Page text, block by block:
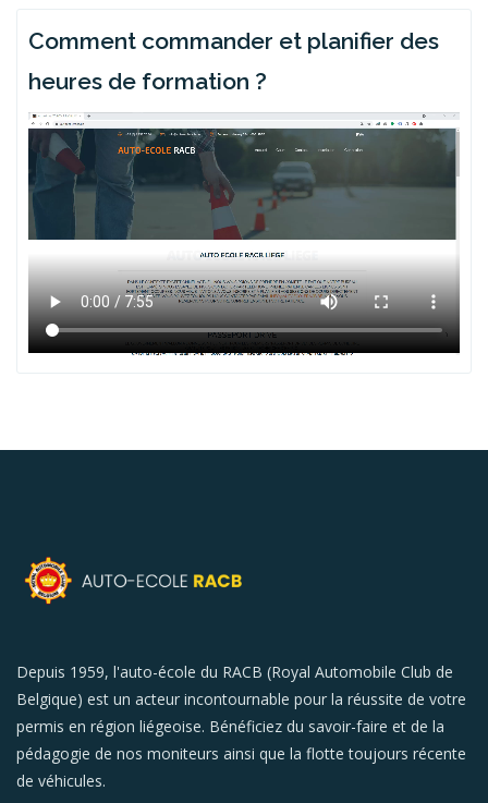
Comment commander et planifier des
heures de formation ?
Depuis 1959, l'auto-école du RACB (Royal Automobile Club de
Belgique) est un acteur incontournable pour la réussite de votre
permis en région liégeoise. Bénéficiez du savoir-faire et de la
pédagogie de nos moniteurs ainsi que la flotte toujours récente
de véhicules.